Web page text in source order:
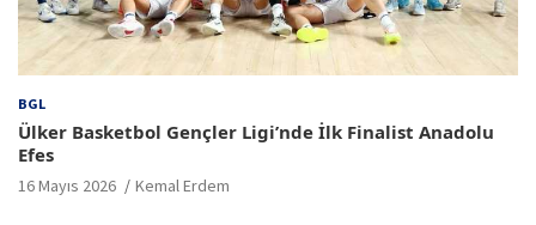
BGL
Ülker Basketbol Gençler Ligi’nde İlk Finalist Anadolu
Efes
16 Mayıs 2026 Kemal Erdem